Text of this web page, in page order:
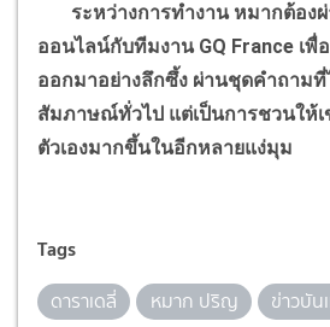
ระหว่างการทำงาน หมากต้องผ่
ออนไลน์กับทีมงาน GQ France เพื่
ออกมาอย่างลึกซึ้ง ผ่านชุดคำถามที่
สัมภาษณ์ทั่วไป แต่เป็นการชวนให้
ตัวเองมากขึ้นในอีกหลายแง่มุม
Tags
ดาราเดลี่ หมาก ปริญ ข่าวบัน